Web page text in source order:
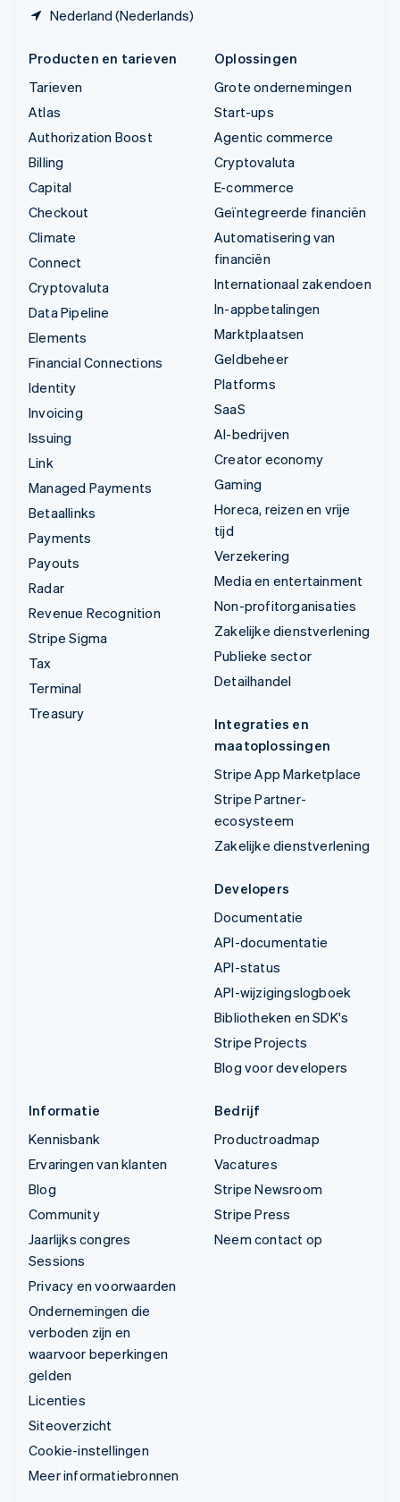
Nederland (Nederlands)
Producten en tarieven
Tarieven
Atlas
Authorization Boost
Billing
Capital
Checkout
Climate
Connect
Cryptovaluta
Data Pipeline
Elements
Financial Connections
Identity
Invoicing
Issuing
Link
Managed Payments
Betaallinks
Payments
Payouts
Radar
Revenue Recognition
Stripe Sigma
Tax
Terminal
Treasury
Oplossingen
Grote ondernemingen
Start-ups
Agentic commerce
Cryptovaluta
E-commerce
Geïntegreerde financiën
Automatisering van
financiën
Internationaal zakendoen
In-appbetalingen
Marktplaatsen
Geldbeheer
Platforms
SaaS
AI-bedrijven
Creator economy
Gaming
Horeca, reizen en vrije
tijd
Verzekering
Media en entertainment
Non-profitorganisaties
Zakelijke dienstverlening
Publieke sector
Detailhandel
Integraties en
maatoplossingen
Stripe App Marketplace
Stripe Partner-
ecosysteem
Zakelijke dienstverlening
Developers
Documentatie
API-documentatie
API-status
API-wijzigingslogboek
Bibliotheken en SDK's
Stripe Projects
Blog voor developers
Informatie
Kennisbank
Ervaringen van klanten
Blog
Community
Jaarlijks congres
Sessions
Privacy en voorwaarden
Ondernemingen die
verboden zijn en
waarvoor beperkingen
gelden
Licenties
Siteoverzicht
Cookie-instellingen
Meer informatiebronnen
Bedrijf
Productroadmap
Vacatures
Stripe Newsroom
Stripe Press
Neem contact op